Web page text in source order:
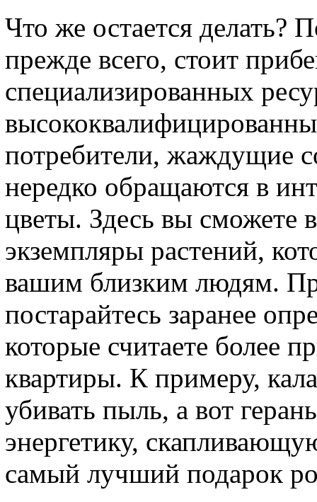
Что же остается делать?
прежде всего, стоит
специализированных
потребители, жаждущие
нередко обращаются в
цветы. Здесь вы сможете
экземпляры растений,
вашим близким людям.
постарайтесь заранее
которые считаете более
квартиры. К примеру,
убивать пыль, а вот
энергетику,
самый лучший подарок